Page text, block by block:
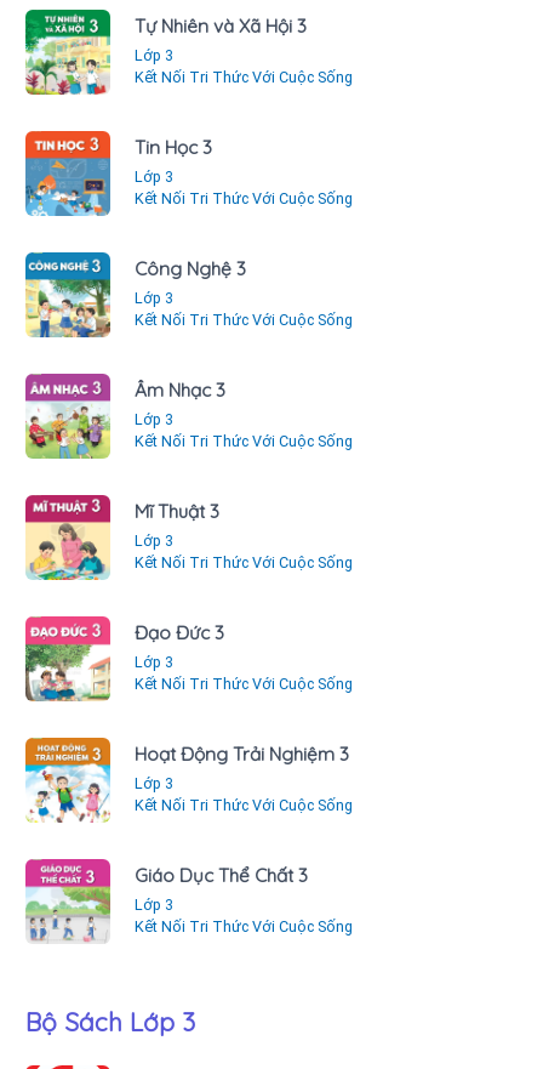
Tự Nhiên và Xã Hội 3
Lớp 3
Kết Nối Tri Thức Với Cuộc Sống
Tin Học 3
Lớp 3
Kết Nối Tri Thức Với Cuộc Sống
Công Nghệ 3
Lớp 3
Kết Nối Tri Thức Với Cuộc Sống
Âm Nhạc 3
Lớp 3
Kết Nối Tri Thức Với Cuộc Sống
Mĩ Thuật 3
Lớp 3
Kết Nối Tri Thức Với Cuộc Sống
Đạo Đức 3
Lớp 3
Kết Nối Tri Thức Với Cuộc Sống
Hoạt Động Trải Nghiệm 3
Lớp 3
Kết Nối Tri Thức Với Cuộc Sống
Giáo Dục Thể Chất 3
Lớp 3
Kết Nối Tri Thức Với Cuộc Sống
Bộ Sách Lớp 3